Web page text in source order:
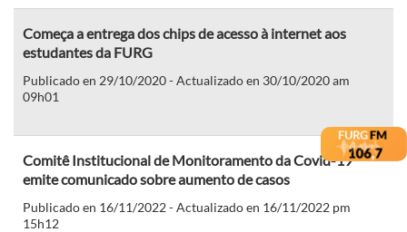
Começa a entrega dos chips de acesso à internet aos
estudantes da FURG
Publicado en 29/10/2020 - Actualizado en 30/10/2020 am
09h01
Comitê Institucional de Monitoramento da Covid-19
emite comunicado sobre aumento de casos
Publicado en 16/11/2022 - Actualizado en 16/11/2022 pm
15h12